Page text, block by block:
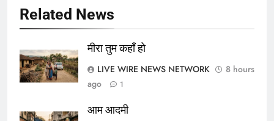
Related News
मीरा तुम कहाँ हो
LIVE WIRE NEWS NETWORK
8 hours
ago
1
आम आदमी